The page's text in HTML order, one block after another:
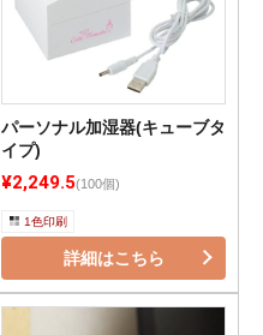
パーソナル加湿器(キューブタ
イプ)
¥2,249.5(100個)
1色印刷
詳細はこちら